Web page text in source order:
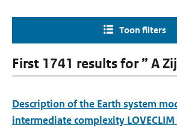
Toon filters
First 1741 results for ” A
Description of the Earth system
intermediate complexity